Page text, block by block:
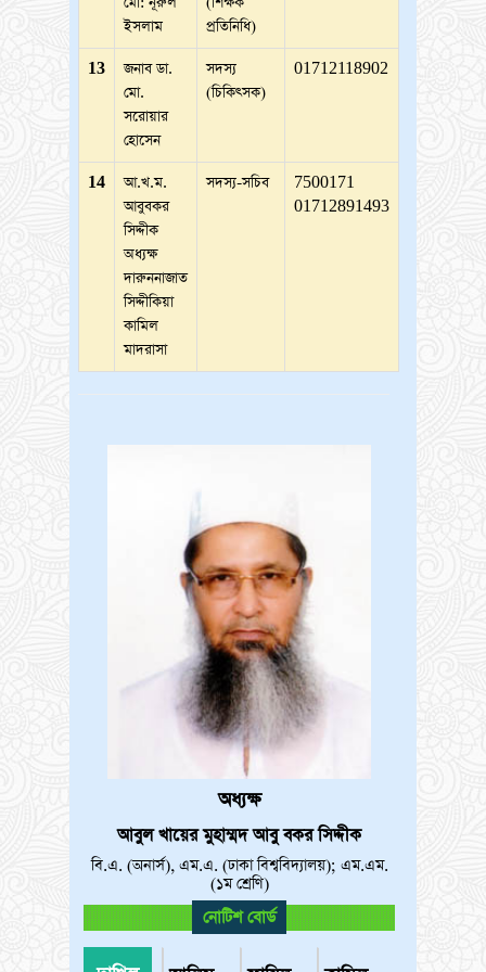
ইসলাম
প্রতিনিধি)
13
জনাব ডা.
মো.
সরোয়ার
হোসেন
সদস্য
(চিকিৎসক)
01712118902
14
আ.খ.ম.
আবুবকর
সিদ্দীক
অধ্যক্ষ
দারুননাজাত
সিদ্দীকিয়া
কামিল
মাদরাসা
সদস্য-সচিব
7500171
01712891493
অধ্যক্ষ
আবুল খায়ের মুহাম্মদ আবু বকর সিদ্দীক
বি.এ. (অনার্স), এম.এ. (ঢাকা বিশ্ববিদ্যালয়); এম.এম.
(১ম শ্রেণি)
নোটিশ বোর্ড